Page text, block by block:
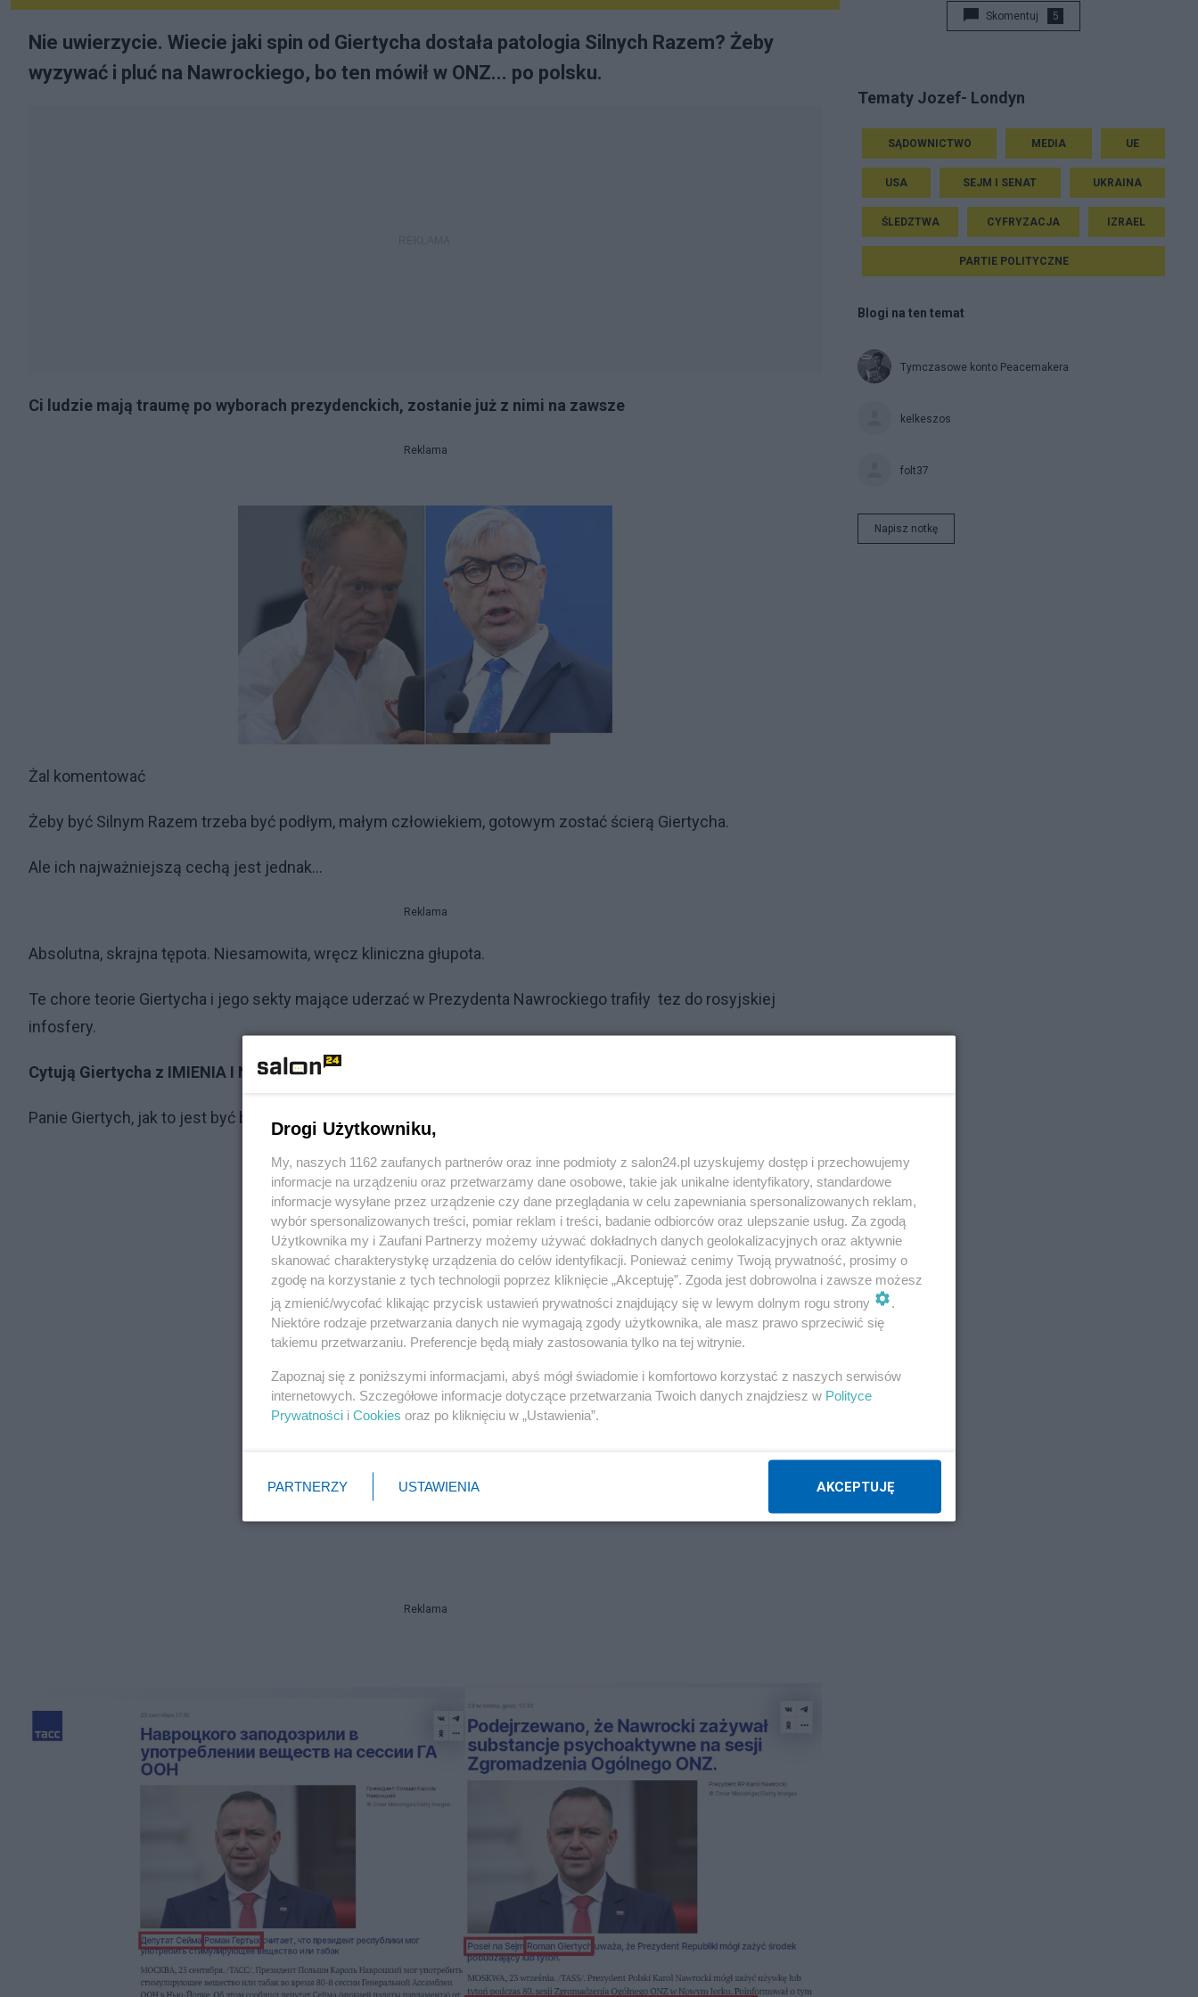
Nie uwierzycie. Wiecie jaki spin od Giertycha dostała patologia Silnych Razem? Żeby
wyzywać i pluć na Nawrockiego, bo ten mówił w ONZ... po polsku.
Ci ludzie mają traumę po wyborach prezydenckich, zostanie już z nimi na zawsze
Reklama
Żal komentować
Żeby być Silnym Razem trzeba być podłym, małym człowiekiem, gotowym zostać ścierą Giertycha.
Ale ich najważniejszą cechą jest jednak...
Reklama
Absolutna, skrajna tępota. Niesamowita, wręcz kliniczna głupota.
Te chore teorie Giertycha i jego sekty mające uderzać w Prezydenta Nawrockiego trafiły tez do rosyjskiej
infosfery.
Cytują Giertycha z IMIENIA I NAZWISKA I SZYLDU PARTYJNEGO KO.
Panie Giertych, jak to jest być bohaterem ruskiej propagandy?
Reklama
Skomentuj 5
Tematy Jozef- Londyn
SĄDOWNICTWO MEDIA UE
USA SEJM I SENAT UKRAINA
ŚLEDZTWA CYFRYZACJA IZRAEL
PARTIE POLITYCZNE
Blogi na ten temat
Tymczasowe konto Peacemakera
kelkeszos
folt37
Napisz notkę
Drogi Użytkowniku,
My, naszych 1162 zaufanych partnerów oraz inne podmioty z salon24.pl uzyskujemy dostęp i przechowujemy
informacje na urządzeniu oraz przetwarzamy dane osobowe, takie jak unikalne identyfikatory, standardowe
informacje wysyłane przez urządzenie czy dane przeglądania w celu zapewniania spersonalizowanych reklam,
wybór spersonalizowanych treści, pomiar reklam i treści, badanie odbiorców oraz ulepszanie usług. Za zgodą
Użytkownika my i Zaufani Partnerzy możemy używać dokładnych danych geolokalizacyjnych oraz aktywnie
skanować charakterystykę urządzenia do celów identyfikacji. Ponieważ cenimy Twoją prywatność, prosimy o
zgodę na korzystanie z tych technologii poprzez kliknięcie „Akceptuję”. Zgoda jest dobrowolna i zawsze możesz
ją zmienić/wycofać klikając przycisk ustawień prywatności znajdujący się w lewym dolnym rogu strony
.
Niektóre rodzaje przetwarzania danych nie wymagają zgody użytkownika, ale masz prawo sprzeciwić się
takiemu przetwarzaniu. Preferencje będą miały zastosowania tylko na tej witrynie.
Zapoznaj się z poniższymi informacjami, abyś mógł świadomie i komfortowo korzystać z naszych serwisów
internetowych. Szczegółowe informacje dotyczące przetwarzania Twoich danych znajdziesz w Polityce
Prywatności i Cookies oraz po kliknięciu w „Ustawienia”.
PARTNERZY USTAWIENIA AKCEPTUJĘ